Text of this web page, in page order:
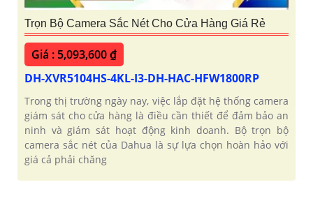
Trọn Bộ Camera Sắc Nét Cho Cửa Hàng Giá Rẻ
Giá : 5,093,600 ₫
DH-XVR5104HS-4KL-I3-DH-HAC-HFW1800RP
Trong thị trường ngày nay, việc lắp đặt hệ thống camera
giám sát cho cửa hàng là điều cần thiết để đảm bảo an
ninh và giám sát hoạt động kinh doanh. Bộ trọn bộ
camera sắc nét của Dahua là sự lựa chọn hoàn hảo với
giá cả phải chăng